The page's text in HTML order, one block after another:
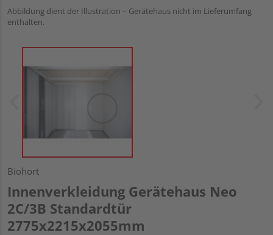
Abbildung dient der Illustration – Gerätehaus nicht im Lieferumfang
enthalten.
Biohort
Innenverkleidung Gerätehaus Neo
2C/3B Standardtür
2775x2215x2055mm